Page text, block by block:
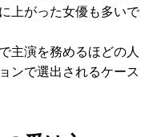
上がった女優も多いで
主演を務めるほどの人
ンで選出されるケース